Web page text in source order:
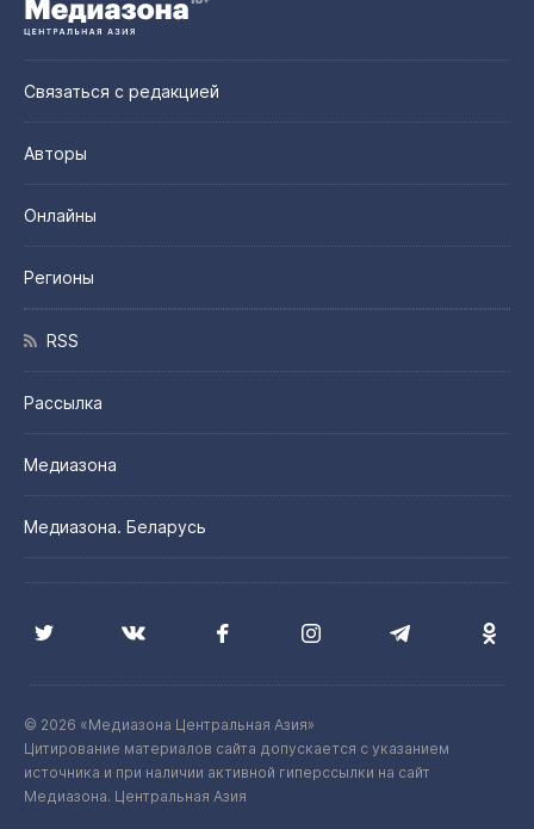
Связаться с редакцией
Авторы
Онлайны
Регионы
RSS
Рассылка
Медиазона
Медиазона. Беларусь
© 2026 «Медиазона Центральная Азия»
Цитирование материалов сайта допускается с указанием
источника и при наличии активной гиперссылки на сайт
Медиазона. Центральная Азия